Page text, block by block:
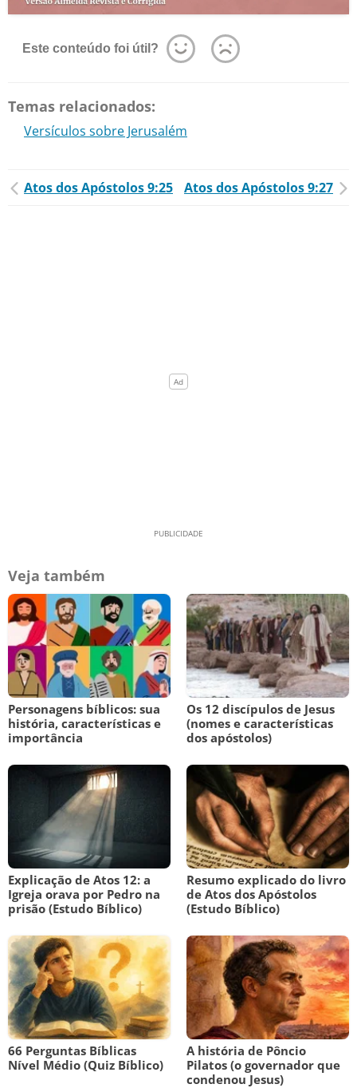
Este conteúdo foi útil?
Temas relacionados:
Versículos sobre Jerusalém
Atos dos Apóstolos 9:25 Atos dos Apóstolos 9:27
Veja também
Personagens bíblicos: sua
história, características e
importância
Os 12 discípulos de Jesus
(nomes e características
dos apóstolos)
Explicação de Atos 12: a
Igreja orava por Pedro na
prisão (Estudo Bíblico)
Resumo explicado do livro
de Atos dos Apóstolos
(Estudo Bíblico)
66 Perguntas Bíblicas
Nível Médio (Quiz Bíblico)
A história de Pôncio
Pilatos (o governador que
condenou Jesus)